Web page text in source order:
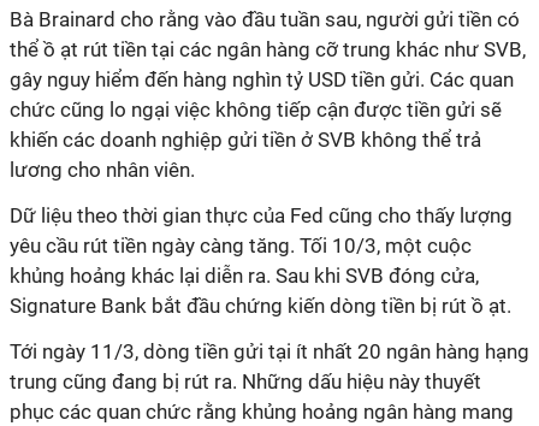
Bà Brainard cho rằng vào đầu tuần sau, người gửi tiền có
thể ồ ạt rút tiền tại các ngân hàng cỡ trung khác như SVB,
gây nguy hiểm đến hàng nghìn tỷ USD tiền gửi. Các quan
chức cũng lo ngại việc không tiếp cận được tiền gửi sẽ
khiến các doanh nghiệp gửi tiền ở SVB không thể trả
lương cho nhân viên.
Dữ liệu theo thời gian thực của Fed cũng cho thấy lượng
yêu cầu rút tiền ngày càng tăng. Tối 10/3, một cuộc
khủng hoảng khác lại diễn ra. Sau khi SVB đóng cửa,
Signature Bank bắt đầu chứng kiến dòng tiền bị rút ồ ạt.
Tới ngày 11/3, dòng tiền gửi tại ít nhất 20 ngân hàng hạng
trung cũng đang bị rút ra. Những dấu hiệu này thuyết
phục các quan chức rằng khủng hoảng ngân hàng mang